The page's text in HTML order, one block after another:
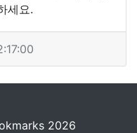
세요.
2026